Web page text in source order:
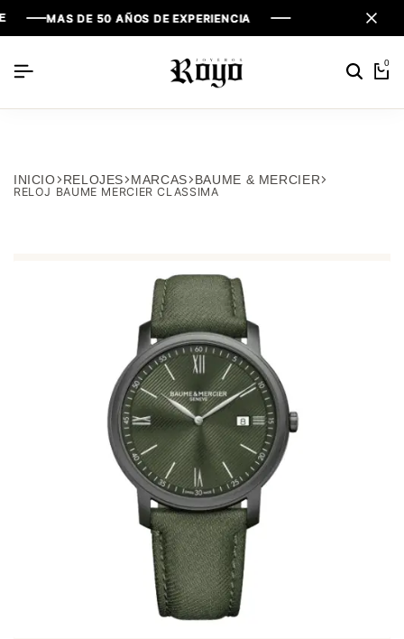
MAS DE 50 AÑOS DE EXPERIENCIA
MAS DE 50 AÑOS DE EXPERIENCIA
MAS DE 50 AÑOS DE EXPERIENCIA
0
INICIO RELOJES MARCAS BAUME & MERCIER
RELOJ BAUME MERCIER CLASSIMA